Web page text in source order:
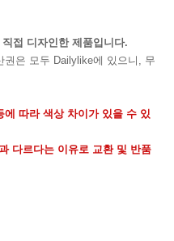
접 디자인한 제품입니다.
은 모두 Dailylike에 있으니, 무
따라 색상 차이가 있을 수 있
다르다는 이유로 교환 및 반품